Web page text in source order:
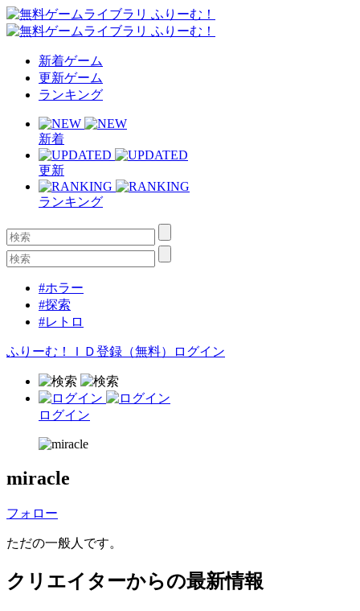
新着ゲーム
更新ゲーム
ランキング
新着
更新
ランキング
#ホラー
#探索
#レトロ
ふりーむ！ＩＤ登録（無料） ログイン
ログイン
miracle
フォロー
ただの一般人です。
クリエイターからの最新情報